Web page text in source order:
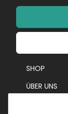
SHOP
ÜBER UNS